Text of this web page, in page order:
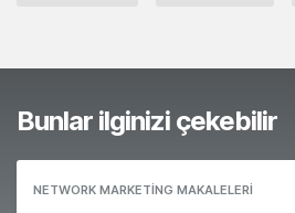
Bunlar ilginizi çekebilir
NETWORK MARKETING MAKALELERI